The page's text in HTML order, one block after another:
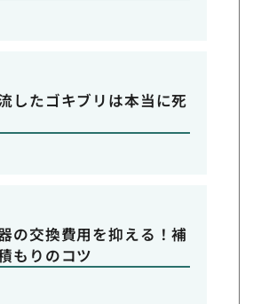
したゴキブリは本当に死
の交換費用を抑える！補
もりのコツ